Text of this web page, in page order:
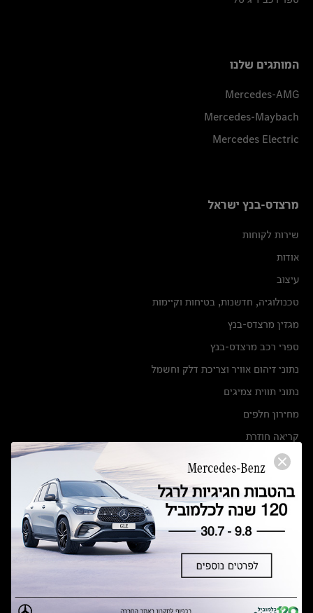
המותגים שלנו
Mercedes-AMG
Mercedes-Maybach
Mercedes Electric
מרצדס-בנץ ישראל
שירות לקוחות
אודות
עיצוב
טכנולוגיה, חדשנות, בטיחות וקיימות
מגזין מרצדס-בנץ
ספרי רכב מרצדס-בנץ
נתוני זיהום אוויר וצריכת דלק וחשמל
נתוני תווית צמיגים
מחירון חלפים
קריאה חוזרת
הודעה על הטבות לרכבי מרצדס בהסדר פשרה בתצ 56447-02-19
תקנון ימי מכירות 120 לכלמוביל
מצאו אותנו
אולמות תצוגה